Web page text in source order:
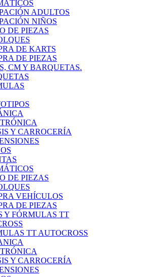
ADULTOS
NIÑOS
DE PIEZAS
DE KARTS
DE PIEZAS
CM Y BARQUETAS.
Y CARROCERÍA
DE PIEZAS
VEHÍCULOS
DE PIEZAS
Y FÓRMULAS TT
TT AUTOCROSS
Y CARROCERÍA